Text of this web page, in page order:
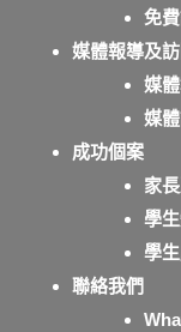
免
媒體報導及
媒
媒
成功個案
家
學
學
聯絡我們